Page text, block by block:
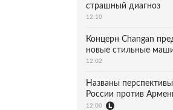
страшный диагноз
12:10
Концерн Changan
новые стильные
12:02
Названы
России против
12:00